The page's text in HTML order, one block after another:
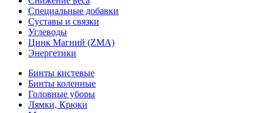
Специальные добавки
Суставы и связки
Углеводы
Цинк Магний (ZMA)
Энергетики
Бинты кистевые
Бинты коленные
Головные уборы
Лямки, Крюки